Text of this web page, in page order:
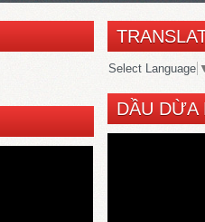
Select Language
DẦU DỪA